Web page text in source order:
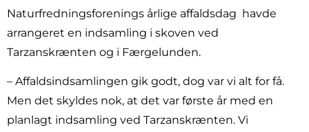
Naturfredningsforenings årlige affaldsdag havde
arrangeret en indsamling i skoven ved
Tarzanskrænten og i Færgelunden.
– Affaldsindsamlingen gik godt, dog var vi alt for få.
Men det skyldes nok, at det var første år med en
planlagt indsamling ved Tarzanskrænten. Vi